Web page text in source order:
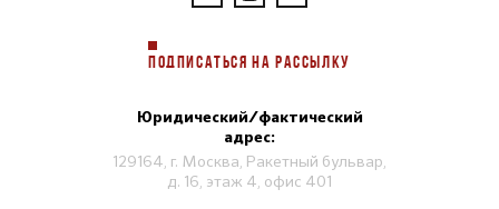
ПОДПИСАТЬСЯ НА РАССЫЛКУ
Юридический/фактический
адрес:
129164, г. Москва, Ракетный бульвар,
д. 16, этаж 4, офис 401